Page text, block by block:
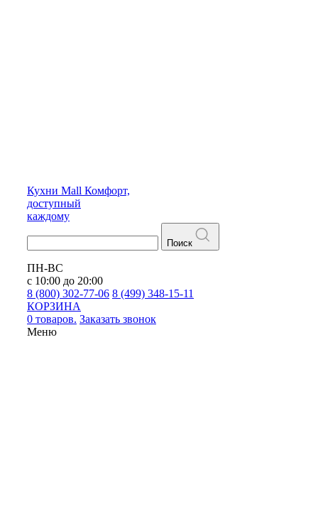
Кухни Mall Комфорт,
доступный
каждому
Поиск
ПН-ВС
с 10:00 до 20:00
8 (800) 302-77-06 8 (499) 348-15-11
КОРЗИНА
0 товаров. Заказать звонок
Меню